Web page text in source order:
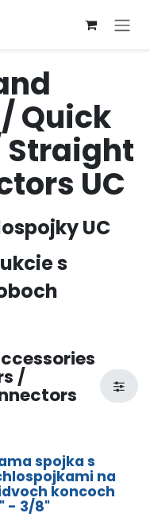
Quick
Straight
UC
UC
s
/
spojka s
na
koncoch
- 3/8"